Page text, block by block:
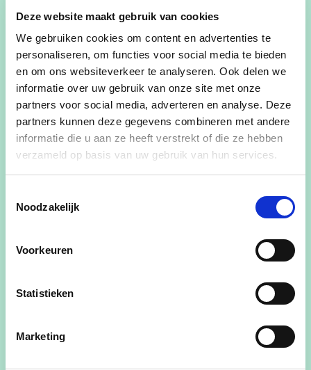
Deze website maakt gebruik van cookies
We gebruiken cookies om content en advertenties te
personaliseren, om functies voor social media te bieden
en om ons websiteverkeer te analyseren. Ook delen we
informatie over uw gebruik van onze site met onze
partners voor social media, adverteren en analyse. Deze
partners kunnen deze gegevens combineren met andere
informatie die u aan ze heeft verstrekt of die ze hebben
verzameld op basis van uw gebruik van hun services.
Noodzakelijk
Voorkeuren
Statistieken
Marketing
Achternaam
E-mailadres
Ja, cd&v mag me contacteren voor zaken aangaande dit
Ja, ik aanvaard de privacyvoorwaarden
Hoeveel personen naast jezelf neem je nog mee?